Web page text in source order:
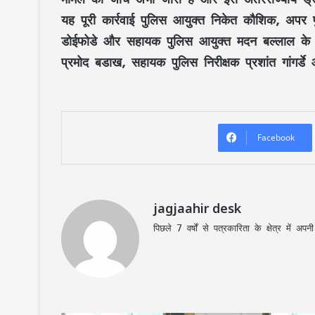
यह पूरी कार्रवाई पुलिस आयुक्त निकेत कौशिक,
डोईफोडे और सहायक पुलिस आयुक्त मदन बल्लाल के
प्रमोद बडाख, सहायक पुलिस निरीक्षक प्रशांत
Facebook
jagjaahir desk
पिछले 7 वर्षों से पत्रकारिता के क्षेत्र में